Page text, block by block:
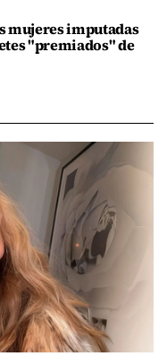
mujeres imputadas
"premiados" de